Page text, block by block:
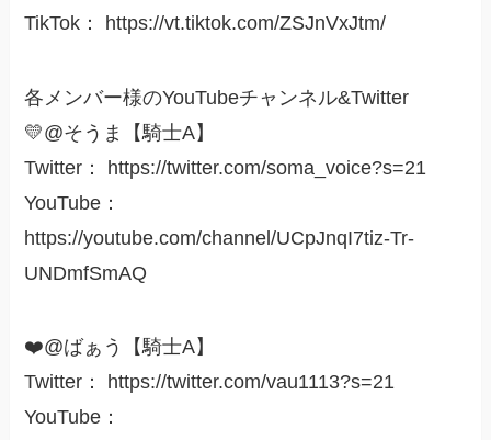
TikTok： https://vt.tiktok.com/ZSJnVxJtm/
各メンバー様のYouTubeチャンネル&Twitter
💛@そうま【騎士A】
Twitter： https://twitter.com/soma_voice?s=21
YouTube：
https://youtube.com/channel/UCpJnqI7tiz-Tr-
UNDmfSmAQ
❤️@ばぁう【騎士A】
Twitter： https://twitter.com/vau1113?s=21
YouTube：